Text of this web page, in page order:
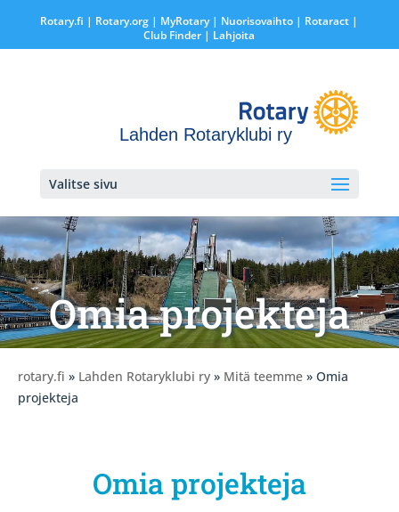
Rotary.fi | Rotary.org | MyRotary | Nuorisovaihto | Rotaract |
Club Finder | Lahjoita
Lahden Rotaryklubi ry
Valitse sivu
Omia projekteja
rotary.fi » Lahden Rotaryklubi ry » Mitä teemme » Omia
projekteja
Omia projekteja